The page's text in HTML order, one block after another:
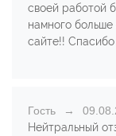
своей работой
намного
сайте!!
Гость
Нейтральный